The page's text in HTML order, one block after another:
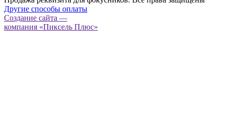
Другие способы оплаты
Создание сайта —
компания «Пиксель Плюс»